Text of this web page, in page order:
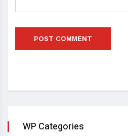
WP Categories